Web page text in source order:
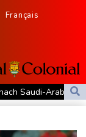
Français
Saudi-Arabien
- Regierung